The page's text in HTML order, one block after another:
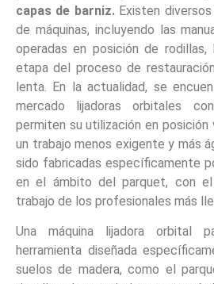
capas de barniz.Existen
de máquinas, incluyendo las
operadas en posición de
etapa del proceso de
lenta. En la actualidad, se
mercado lijadoras orbitales
permiten su utilización en
un trabajo menos exigente y más
sido fabricadas específicamente
en el ámbito del parquet, con
trabajo de los profesionales más
Una máquina lijadora orbital
herramienta diseñada
suelos de madera, como el